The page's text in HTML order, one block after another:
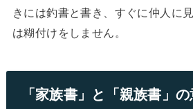
きには釣書と書き、すぐに仲人に
は糊付けをしません。
「家族書」と「親族書」